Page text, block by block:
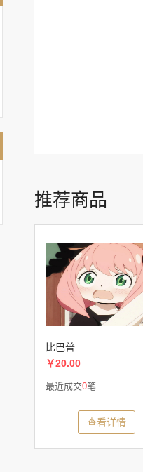
推荐商品
比巴普
￥20.00
最近成交0笔
查看详情